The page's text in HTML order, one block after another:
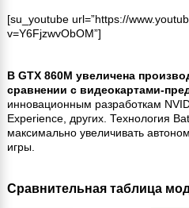
[su_youtube url=”https://
v=Y6FjzwvObOM”]
В GTX 860M увеличена
сравнении с видеокартами-
инновационным разработкам
Experience, других. Технология
максимально увеличивать
игры.
Сравнительная таблица